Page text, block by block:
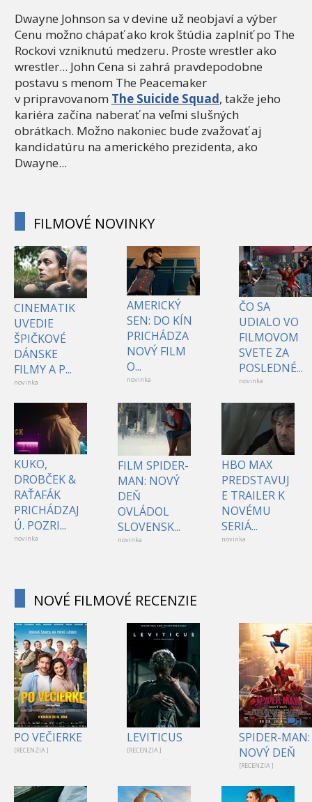
Dwayne Johnson sa v devine už neobjaví a výber
Cenu možno chápať ako krok štúdia zaplniť po The
Rockovi vzniknutú medzeru. Proste wrestler ako
wrestler... John Cena si zahrá pravdepodobne
postavu s menom The Peacemaker
v pripravovanom The Suicide Squad, takže jeho
kariéra začína naberať na veľmi slušných
obrátkach. Možno nakoniec bude zvažovať aj
kandidatúru na amerického prezidenta, ako
Dwayne...
FILMOVÉ NOVINKY
CINEMATIK
UVEDIE
ŠPIČKOVÉ
DÁNSKE
FILMY A P...
novinka
AMERICKÝ
SEN: DO KÍN
PRICHÁDZA
NOVÝ FILM
O...
novinka
ČO SA
UDIALO VO
FILMOVOM
SVETE ZA
POSLEDNÉ...
novinka
KUKO,
DROBČEK &
RAŤAFÁK
PRICHÁDZAJ
Ú. POZRI...
novinka
FILM SPIDER-
MAN: NOVÝ
DEŇ
OVLÁDOL
SLOVENSK...
novinka
HBO MAX
PREDSTAVUJ
E TRAILER K
NOVÉMU
SERIÁ...
novinka
NOVÉ FILMOVÉ RECENZIE
PO VEČIERKE
[RECENZIA ]
LEVITICUS
[RECENZIA ]
1
SPIDER-MAN:
NOVÝ DEŇ
[RECENZIA ]